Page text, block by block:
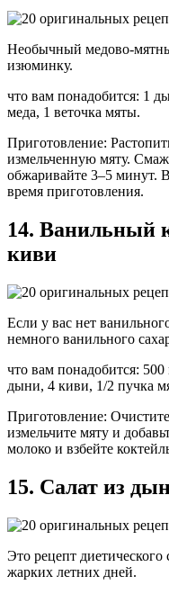
Необычный медово-
изюминку.
что вам понадобится: 1
меда, 1 веточка мяты.
Приготовление:
измельченную мяту.
обжаривайте 3–5 минут.
время приготовления.
14. Ванильный
киви
Если у вас нет
немного ванильного
что вам понадобится:
дыни, 4 киви, 1/2 пучка
Приготовление:
измельчите мяту и
молоко и взбейте
15. Салат из
Это рецепт
жарких летних дней.